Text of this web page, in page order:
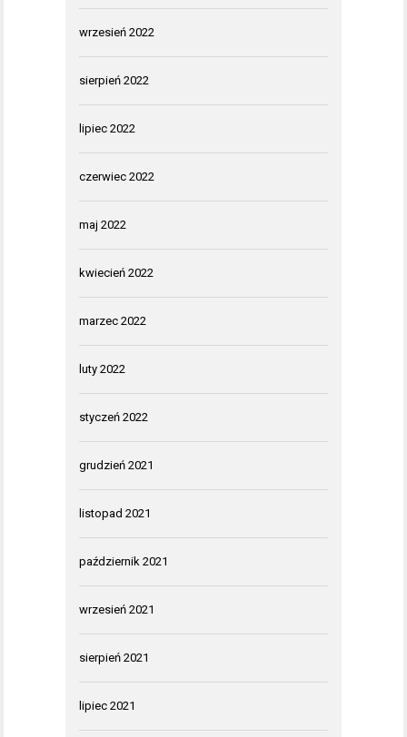
wrzesień 2022
sierpień 2022
lipiec 2022
czerwiec 2022
maj 2022
kwiecień 2022
marzec 2022
luty 2022
styczeń 2022
grudzień 2021
listopad 2021
październik 2021
wrzesień 2021
sierpień 2021
lipiec 2021